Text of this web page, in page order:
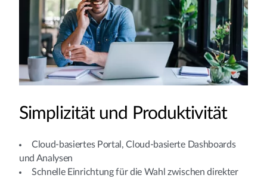
Simplizität und Produktivität
Cloud-basiertes Portal, Cloud-basierte Dashboards
und Analysen
Schnelle Einrichtung für die Wahl zwischen direkter